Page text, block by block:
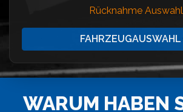
Rücknahme Auswahl
FAHRZEUGAUSWAHL
WARUM HABEN